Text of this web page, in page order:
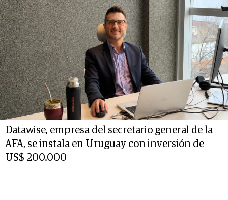
Datawise, empresa del secretario general de la
AFA, se instala en Uruguay con inversión de
US$ 200.000